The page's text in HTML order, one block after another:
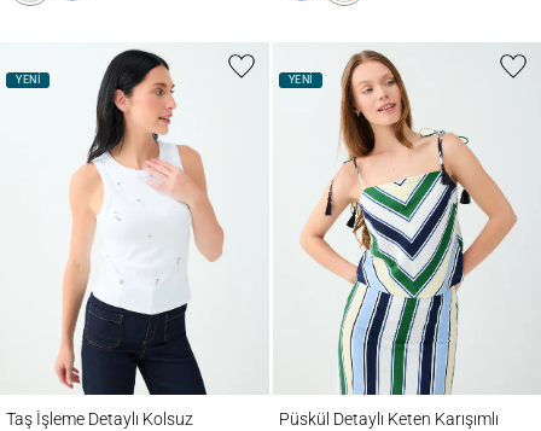
YENİ
Taş İşleme Detaylı Kolsuz
YENİ
Püskül Detaylı Keten Karışımlı